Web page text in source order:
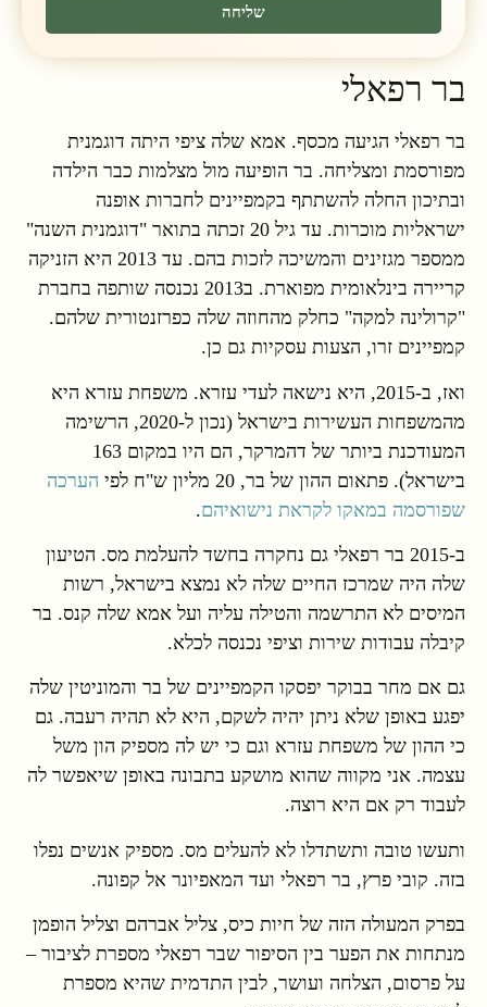
שליחה
בר רפאלי
בר רפאלי הגיעה מכסף. אמא שלה ציפי היתה דוגמנית
מפורסמת ומצליחה. בר הופיעה מול מצלמות כבר הילדה
ובתיכון החלה להשתתף בקמפיינים לחברות אופנה
ישראליות מוכרות. עד גיל 20 זכתה בתואר "דוגמנית השנה"
ממספר מגזינים והמשיכה לזכות בהם. עד 2013 היא הזניקה
קריירה בינלאומית מפוארת. ב2013 נכנסה שותפה בחברת
"קרולינה למקה" כחלק מהחוזה שלה כפרזנטורית שלהם.
קמפיינים זרו, הצעות עסקיות גם כן.
ואז, ב-2015, היא נישאה לעדי עזרא. משפחת עזרא היא
מהמשפחות העשירות בישראל (נכון ל-2020, הרשימה
המעודכנת ביותר של דהמרקר, הם היו במקום 163
בישראל). פתאום ההון של בר, 20 מליון ש"ח לפי
הערכה
שפורסמה במאקו לקראת נישואיהם.
ב-2015 בר רפאלי גם נחקרה בחשד להעלמת מס. הטיעון
שלה היה שמרכז החיים שלה לא נמצא בישראל, רשות
המיסים לא התרשמה והטילה עליה ועל אמא שלה קנס. בר
קיבלה עבודות שירות וציפי נכנסה לכלא.
גם אם מחר בבוקר יפסקו הקמפיינים של בר והמוניטין שלה
יפגע באופן שלא ניתן יהיה לשקם, היא לא תהיה רעבה. גם
כי ההון של משפחת עזרא וגם כי יש לה מספיק הון משל
עצמה. אני מקווה שהוא מושקע בתבונה באופן שיאפשר לה
לעבוד רק אם היא רוצה.
ותעשו טובה ותשתדלו לא להעלים מס. מספיק אנשים נפלו
בזה. קובי פרץ, בר רפאלי ועד המאפיונר אל קפונה.
בפרק המעולה הזה של חיות כיס, צליל אברהם וצליל הופמן
מנתחות את הפער בין הסיפור שבר רפאלי מספרת לציבור –
על פרסום, הצלחה ועושר, לבין התדמית שהיא מספרת